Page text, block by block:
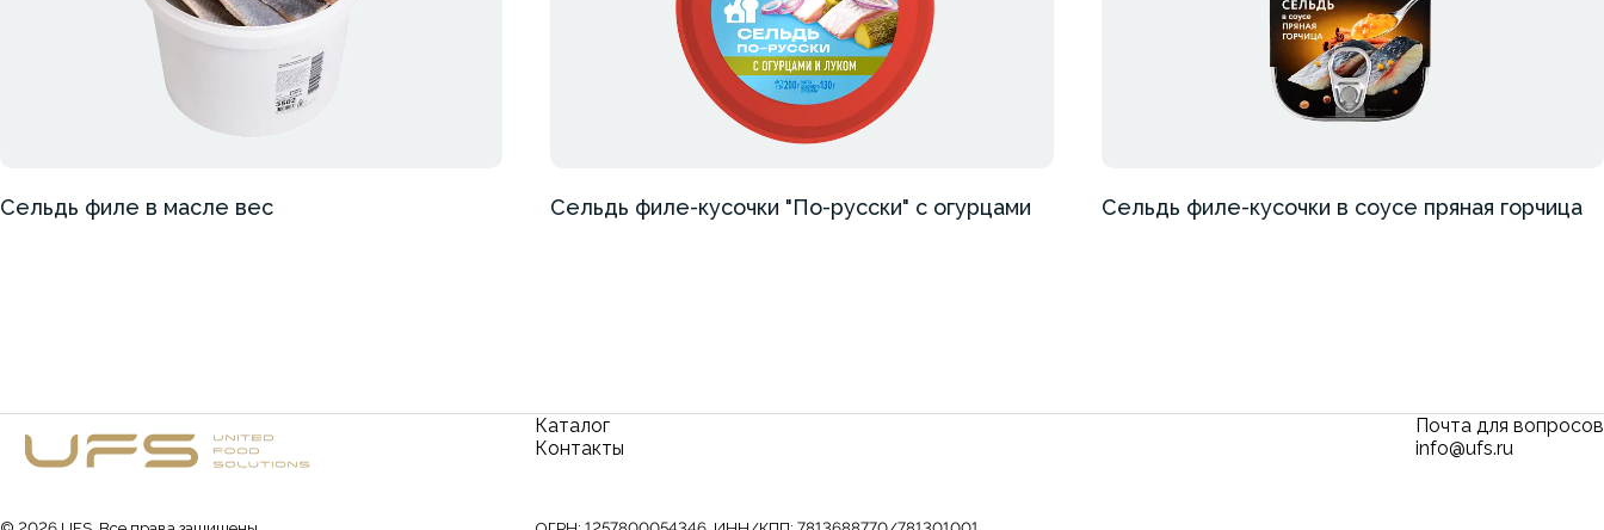
Сельдь филе в масле вес Сельдь филе-кусочки "По-русски" с огурцами Сельдь филе-кусочки в соусе пряная горчица
Каталог
Контакты
Почта для вопросов
info@ufs.ru